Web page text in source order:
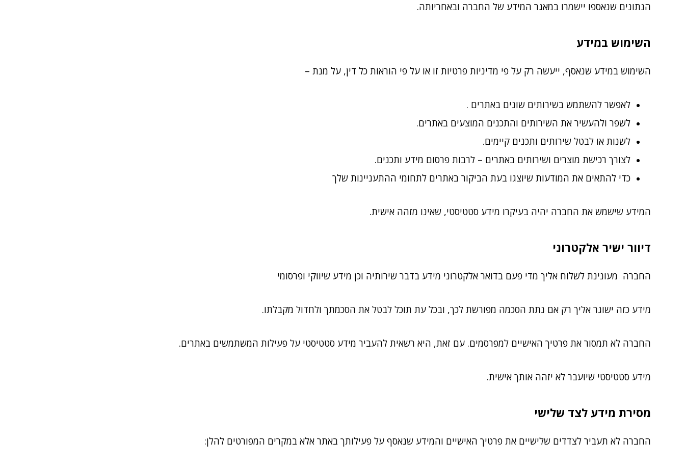
הנתונים שנאספו יישמרו במאגר המידע של החברה ובאחריותה.
השימוש במידע
השימוש במידע שנאסף, ייעשה רק על פי מדיניות פרטיות זו או על פי הוראות כל דין, על מנת –
לאפשר להשתמש בשירותים שונים באתרים .
לשפר ולהעשיר את השירותים והתכנים המוצעים באתרים.
לשנות או לבטל שירותים ותכנים קיימים.
לצורך רכישת מוצרים ושירותים באתרים – לרבות פרסום מידע ותכנים.
כדי להתאים את המודעות שיוצגו בעת הביקור באתרים לתחומי ההתעניינות שלך
המידע שישמש את החברה יהיה בעיקרו מידע סטטיסטי, שאינו מזהה אישית.
דיוור ישיר אלקטרוני
החברה מעונינת לשלוח אליך מדי פעם בדואר אלקטרוני מידע בדבר שירותיה וכן מידע שיווקי ופרסומי
מידע כזה ישוגר אליך רק אם נתת הסכמה מפורשת לכך, ובכל עת תוכל לבטל את הסכמתך ולחדול מקבלתו.
החברה לא תמסור את פרטיך האישיים למפרסמים. עם זאת, היא רשאית להעביר מידע סטטיסטי על פעילות המשתמשים באתרים.
מידע סטטיסטי שיועבר לא יזהה אותך אישית.
מסירת מידע לצד שלישי
החברה לא תעביר לצדדים שלישיים את פרטיך האישיים והמידע שנאסף על פעילותך באתר אלא במקרים המפורטים להלן: